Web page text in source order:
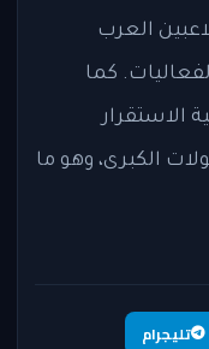
العرب
كما
الاستقرار
الكبرى، وهو ما
تليجرام